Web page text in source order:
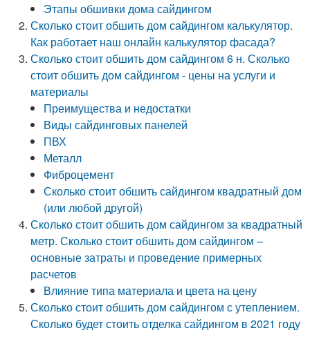
Этапы обшивки дома сайдингом
Сколько стоит обшить дом сайдингом калькулятор.
Как работает наш онлайн калькулятор фасада?
Сколько стоит обшить дом сайдингом 6 н. Сколько
стоит обшить дом сайдингом - цены на услуги и
материалы
Преимущества и недостатки
Виды сайдинговых панелей
ПВХ
Металл
Фиброцемент
Сколько стоит обшить сайдингом квадратный дом
(или любой другой)
Сколько стоит обшить дом сайдингом за квадратный
метр. Сколько стоит обшить дом сайдингом –
основные затраты и проведение примерных
расчетов
Влияние типа материала и цвета на цену
Сколько стоит обшить дом сайдингом с утеплением.
Сколько будет стоить отделка сайдингом в 2021 году